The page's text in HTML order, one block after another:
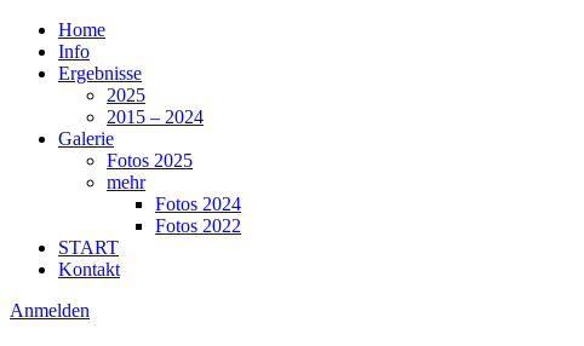
Home
Info
Ergebnisse
2025
2015 – 2024
Galerie
Fotos 2025
mehr
Fotos 2024
Fotos 2022
START
Kontakt
Anmelden